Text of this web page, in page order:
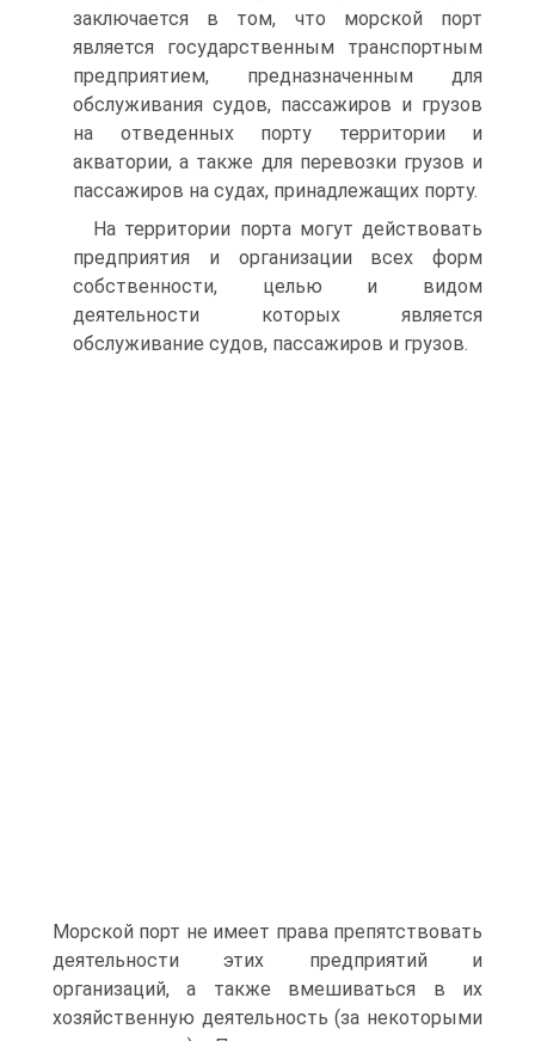
заключается в том, что морской порт
является государственным транспортным
предприятием, предназначенным для
обслуживания судов, пассажиров и грузов
на отведенных порту территории и
акватории, а также для перевозки грузов и
пассажиров на судах, принадлежащих порту.
На территории порта могут действовать
предприятия и организации всех форм
собственности, целью и видом
деятельности которых является
обслуживание судов, пассажиров и грузов.
Морской порт не имеет права препятствовать
деятельности этих предприятий и
организаций, а также вмешиваться в их
хозяйственную деятельность (за некоторыми